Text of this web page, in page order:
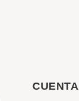
CUENTA